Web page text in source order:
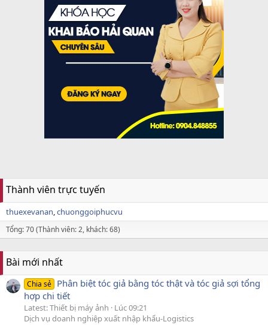
Thành viên trực tuyến
thuexevanan chuonggoiphucvu
Tổng: 70 (Thành viên: 2, khách: 68)
Bài mới nhất
Chia sẻ Phân biệt tóc giả bằng tóc thật và tóc giả sợi tổng
hợp chi tiết
Latest: Thiết bị máy ảnh
Lúc 09:21
Dịch vụ doanh nghiệp xuất nhập khẩu-Logistics